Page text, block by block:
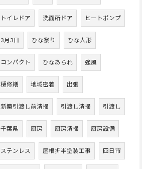
トイレドア 洗面所ドア ヒートポンプ
3月3日 ひな祭り ひな人形
コンパクト ひなあられ 強風
樋修繕 地域密着 出張
新築引渡し前清掃 引渡し清掃 引渡し
千葉県 厨房 厨房清掃 厨房設備
ステンレス 屋根折半塗装工事 四日市